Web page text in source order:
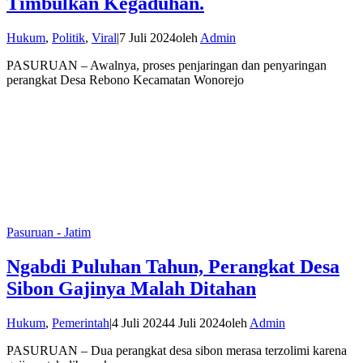
Hukum, Politik, Viral|7 Juli 2024oleh Admin
PASURUAN – Awalnya, proses penjaringan dan penyaringan
perangkat Desa Rebono Kecamatan Wonorejo
Pasuruan - Jatim
Ngabdi Puluhan Tahun, Perangkat Desa
Sibon Gajinya Malah Ditahan
Hukum, Pemerintah|4 Juli 20244 Juli 2024oleh Admin
PASURUAN – Dua perangkat desa sibon merasa terzolimi karena